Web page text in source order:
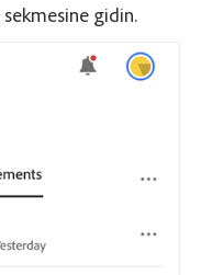
sekmesine gidin.